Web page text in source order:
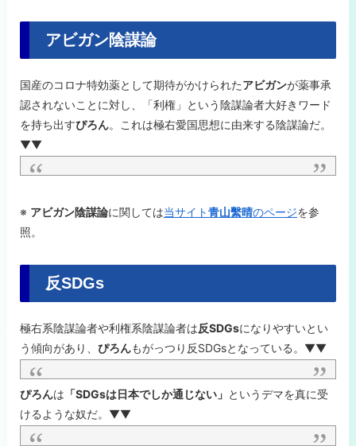
アビガン陰謀論
国産のコロナ特効薬として期待がかけられたアビガンが薬事承
認されないことに対し、「利権」という陰謀論者大好きワード
を持ち出すぴろん。これは極右愛国思想に由来する陰謀論だ。
▼▼
※ アビガン陰謀論に関しては当サイト青山繫晴のページを参
照。
反SDGs
極右系陰謀論者や利権系陰謀論者は反SDGsになりやすいとい
う傾向があり、 ぴろんもがっつり反SDGsとなっている。▼▼
ぴろんは 「SDGsは日本でしか通じない」 というデマを真に受
けるような奴だ。▼▼